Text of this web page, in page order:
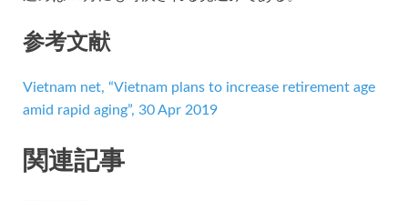
参考文献
Vietnam net, “Vietnam plans to increase retirement age
amid rapid aging”, 30 Apr 2019
関連記事